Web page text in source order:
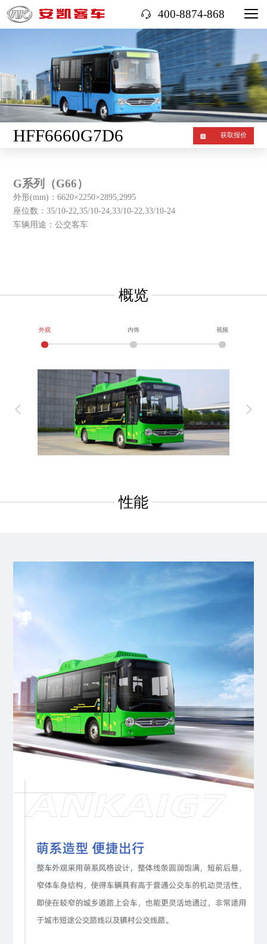
400-8874-868
HFF6660G7D6 获取报价
G系列（G66）
外形(mm)：6620×2250×2895,2995
座位数：35/10-22,35/10-24,33/10-22,33/10-24
车辆用途：公交客车
概览
外观 内饰 视频
性能